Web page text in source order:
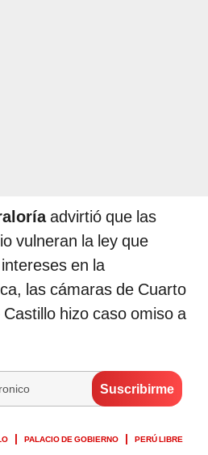
advirtió que las
vulneran la ley que
en la
las cámaras de Cuarto
hizo caso omiso a
PALACIO DE GOBIERNO PERÚ LIBRE